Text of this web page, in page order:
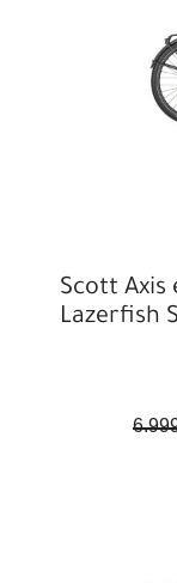
Scott Axis
Lazerfish